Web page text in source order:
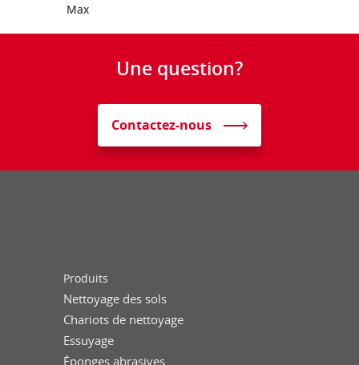
Max
Une question?
Contactez-nous
Produits
Nettoyage des sols
Chariots de nettoyage
Essuyage
Éponges abrasives